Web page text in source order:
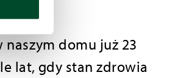
naszym domu już 23
lat, gdy stan zdrowia